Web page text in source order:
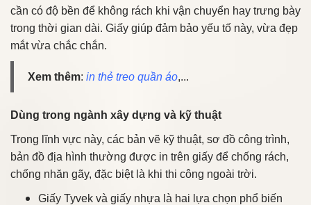
cần có độ bền để không rách khi vận chuyển hay trưng bày
trong thời gian dài. Giấy giúp đảm bảo yếu tố này, vừa đẹp
mắt vừa chắc chắn.
Xem thêm: in thẻ treo quần áo,...
Dùng trong ngành xây dựng và kỹ thuật
Trong lĩnh vực này, các bản vẽ kỹ thuật, sơ đồ công trình,
bản đồ địa hình thường được in trên giấy để chống rách,
chống nhăn gãy, đặc biệt là khi thi công ngoài trời.
Giấy Tyvek và giấy nhựa là hai lựa chọn phổ biến